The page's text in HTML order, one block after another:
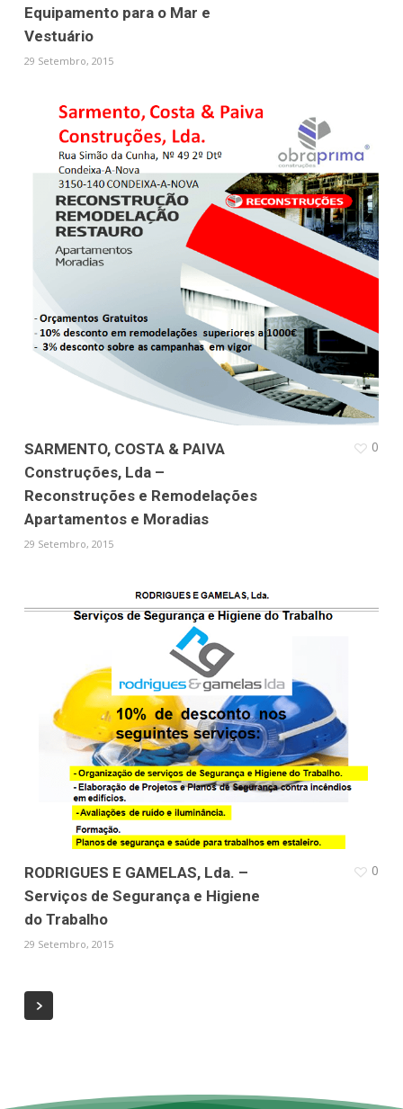
Equipamento para o Mar e
Vestuário
29 Setembro, 2015
SARMENTO, COSTA & PAIVA
Construções, Lda –
Reconstruções e Remodelações
Apartamentos e Moradias
29 Setembro, 2015
0
RODRIGUES E GAMELAS, Lda. –
Serviços de Segurança e Higiene
do Trabalho
29 Setembro, 2015
0